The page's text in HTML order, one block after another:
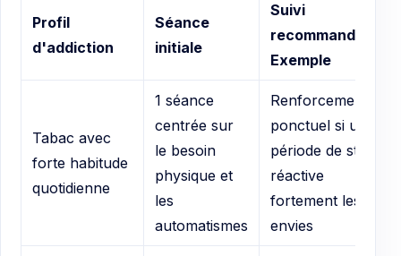
Profil
d'addiction
Séance
initiale
Suivi
recommandé
Exemple
Tabac avec
forte habitude
quotidienne
1 séance
centrée sur
le besoin
physique et
les
automatismes
Renforcement
ponctuel si une
période de stress
réactive
fortement les
envies